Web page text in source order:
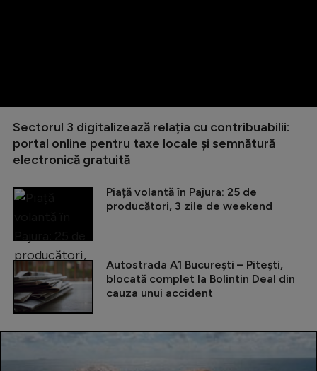
Sectorul 3 digitalizează relația cu contribuabilii:
portal online pentru taxe locale și semnătură
electronică gratuită
Piață volantă în Pajura: 25 de
producători, 3 zile de weekend
Autostrada A1 București – Pitești,
blocată complet la Bolintin Deal din
cauza unui accident